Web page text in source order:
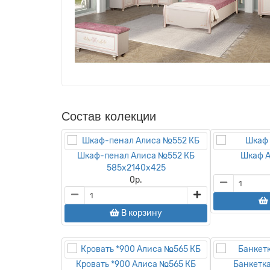
Состав колекции
Шкаф-пенал Алиса №552 КБ
585х2140х425
0р.
В корзину
Шкаф
Кровать *900 Алиса №565 КБ